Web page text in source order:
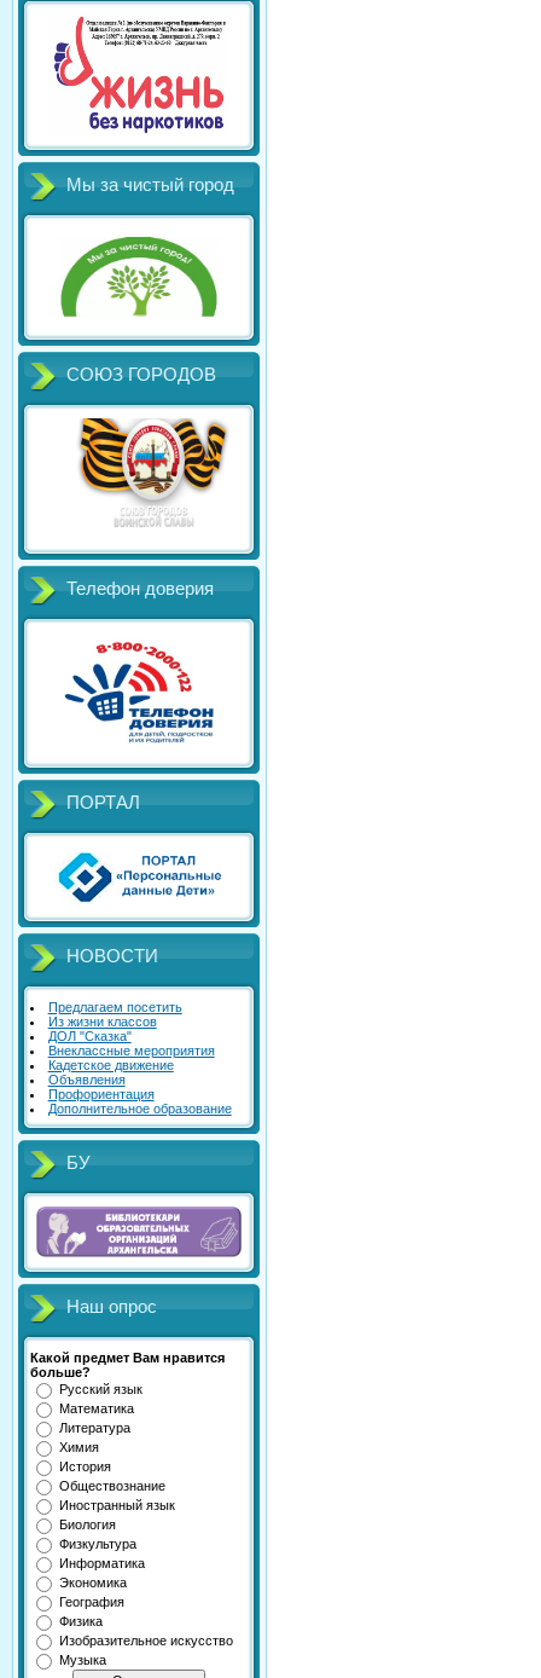
Мы за чистый город
СОЮЗ ГОРОДОВ
Телефон доверия
ПОРТАЛ
НОВОСТИ
Предлагаем посетить
Из жизни классов
ДОЛ "Сказка"
Внеклассные мероприятия
Кадетское движение
Объявления
Профориентация
Дополнительное образование
БУ
Наш опрос
Какой предмет Вам нравится
больше?
Русский язык
Математика
Литература
Химия
История
Обществознание
Иностранный язык
Биология
Физкультура
Информатика
Экономика
География
Физика
Изобразительное искусство
Музыка